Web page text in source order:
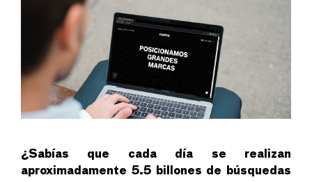
¿Sabías que cada día se realizan
aproximadamente 5.5 billones de búsquedas